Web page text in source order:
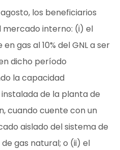
agosto, los beneficiarios
mercado interno: (i) el
gas al 10% del GNL a ser
dicho período
la capacidad
de la planta de
cuando cuente con un
aislado del sistema de
gas natural; o (ii) el